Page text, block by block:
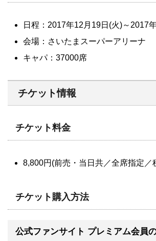
日程：2017年12月19日(火)～2017
会場：さいたまスーパーアリーナ
キャパ：37000席
チケット情報
チケット料金
8,800円(前売・当日共／全席指定／
チケット購入方法
公式ファンサイト プレミアム会員